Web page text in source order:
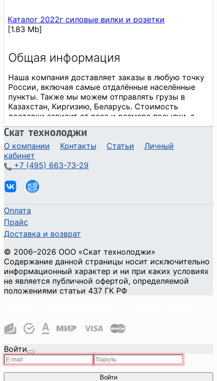
Каталог 2022г силовые вилки и розетки
[1.83 Mb]
О компании Контакты Статьи
Личный
кабинет
+7 (495) 663-73-29
Оплата
Прайс
Доставка и возврат
© 2006–2026 ООО «Скат технолоджи»
Содержание данной страницы носит исключительно
информационный характер и ни при каких условиях
не является публичной офертой, определяемой
положениями статьи 437 ГК РФ
Войти
Войти